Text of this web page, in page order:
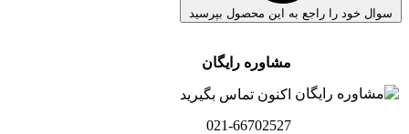
سوال خود را راجع به این محصول بپرسید
مشاوره رایگان
اکنون تماس بگیرید
021-66702527